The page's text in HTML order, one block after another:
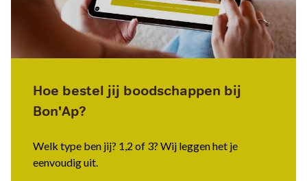
Hoe bestel jij boodschappen bij
Bon'Ap?
Welk type ben jij? 1,2 of 3? Wij leggen het je
eenvoudig uit.